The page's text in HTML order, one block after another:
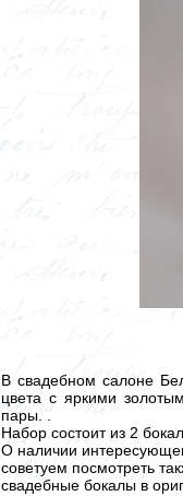
В свадебном салоне
цвета с яркими
пары. .
Набор состоит из 2
О наличии
советуем посмотреть
свадебные бокалы в